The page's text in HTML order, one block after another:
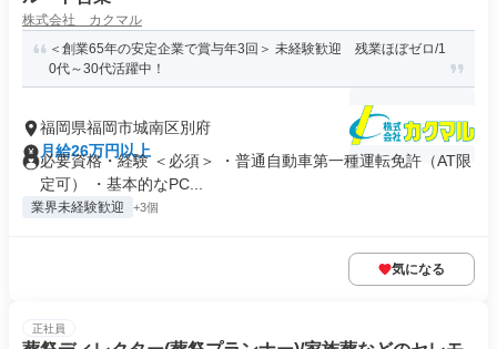
株式会社 カクマル
＜創業65年の安定企業で賞与年3回＞ 未経験歓迎 残業ほぼゼロ/1
0代～30代活躍中！
福岡県福岡市城南区別府
月給26万円以上
必要資格・経験 ＜必須＞ ・普通自動車第一種運転免許（AT限
定可） ・基本的なPC...
業界未経験歓迎 +3個
気になる
正社員